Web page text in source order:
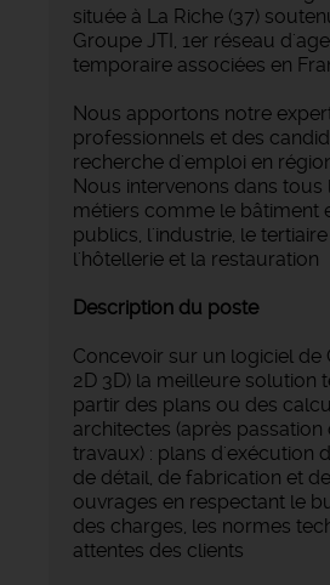
située à La Riche (37)
Groupe JTI, 1er réseau
temporaire associées en
Nous apportons notre
professionnels et des
recherche d'emploi en
Nous intervenons dans tous
métiers comme le bâtiment
publics, l'industrie, le
l'hôtellerie et la restauration
Description du poste
Concevoir sur un logiciel de
2D 3D) la meilleure solution
partir des plans ou des
architectes (après passation
travaux) : plans d'exécution
de détail, de fabrication et
ouvrages en respectant le
des charges, les normes
attentes des clients